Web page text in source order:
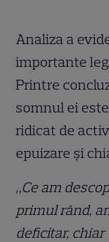
Analiza a
importante
Printre
somnul ei
ridicat de
epuizare și
„Ce am
primul rând,
deficitar, chiar